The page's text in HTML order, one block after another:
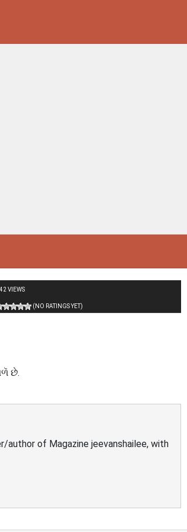
VIEWS
(NO RATINGS YET)
છે.
author of Magazine jeevanshailee, with